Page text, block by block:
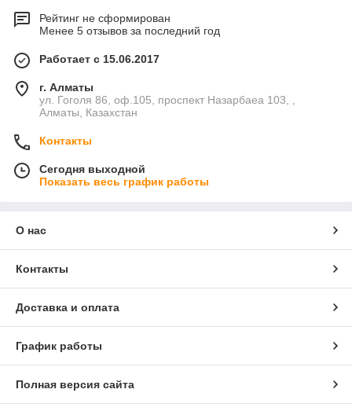
Рейтинг не сформирован
Менее 5 отзывов за последний год
Работает с 15.06.2017
г. Алматы
ул. Гоголя 86, оф.105, проспект Назарбаеа 103, ,
Алматы, Казахстан
Контакты
Сегодня выходной
Показать весь график работы
О нас
Контакты
Доставка и оплата
График работы
Полная версия сайта